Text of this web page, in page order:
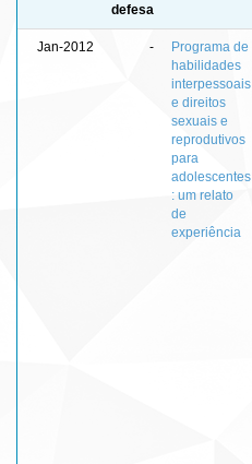
defesa
Jan-2012 -
Programa de
habilidades
interpessoais
e direitos
sexuais e
reprodutivos
para
adolescentes
: um relato
de
experiência